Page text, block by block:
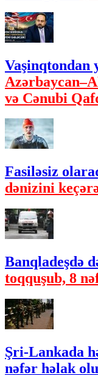
Vaşinqtondan
və Cənubi
Fasiləsiz
dənizini
Banqladeşdə
toqquşub, 8
Şri-Lankada
nəfər həlak